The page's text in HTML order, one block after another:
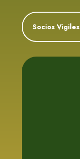
Socios Vigiles